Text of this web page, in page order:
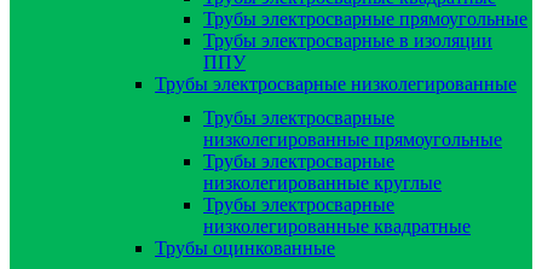
Трубы электросварные прямоугольные
Трубы электросварные в изоляции
ППУ
Трубы электросварные низколегированные
Трубы электросварные
низколегированные прямоугольные
Трубы электросварные
низколегированные круглые
Трубы электросварные
низколегированные квадратные
Трубы оцинкованные